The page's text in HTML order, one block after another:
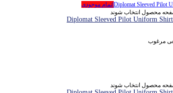
اتمام موجودی
محصول انتخاب شوند
مرغوب
محصول انتخاب شوند